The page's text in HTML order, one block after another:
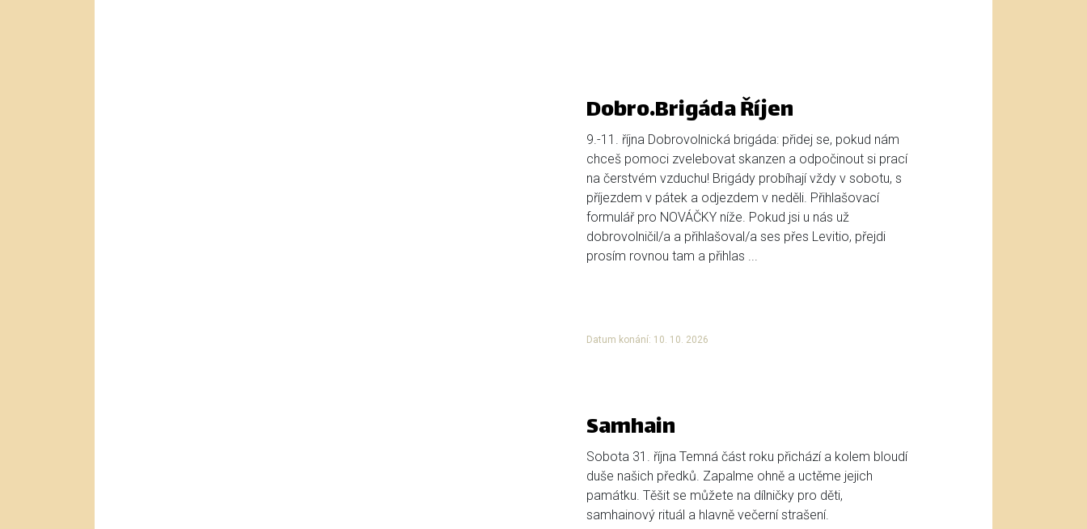
Dobro.Brigáda Říjen
9.-11. října Dobrovolnická brigáda: přidej se, pokud nám
chceš pomoci zvelebovat skanzen a odpočinout si prací
na čerstvém vzduchu! Brigády probíhají vždy v sobotu, s
příjezdem v pátek a odjezdem v neděli. Přihlašovací
formulář pro NOVÁČKY níže. Pokud jsi u nás už
dobrovolničil/a a přihlašoval/a ses přes Levitio, přejdi
prosím rovnou tam a přihlas ...
Datum konání: 10. 10. 2026
Samhain
Sobota 31. října Temná část roku přichází a kolem bloudí
duše našich předků. Zapalme ohně a uctěme jejich
památku. Těšit se můžete na dílničky pro děti,
samhainový rituál a hlavně večerní strašení.